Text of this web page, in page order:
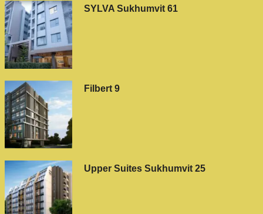
SYLVA Sukhumvit 61
Filbert 9
Upper Suites Sukhumvit 25